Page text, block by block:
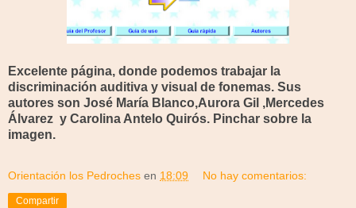
Excelente página, donde podemos trabajar la
discriminación auditiva y visual de fonemas. Sus
autores son José María Blanco,Aurora Gil ,Mercedes
Álvarez y Carolina Antelo Quirós. Pinchar sobre la
imagen.
Orientación los Pedroches en 18:09 No hay comentarios:
Compartir